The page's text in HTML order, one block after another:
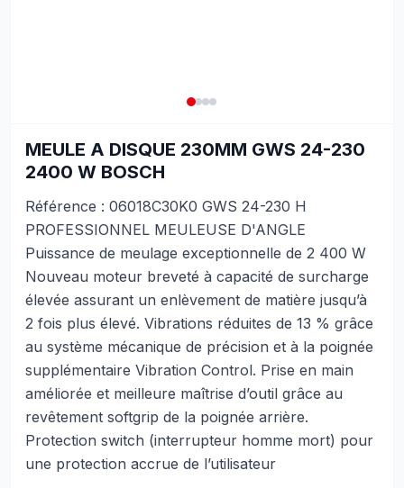
MEULE A DISQUE 230MM GWS 24-230
2400 W BOSCH
Référence : 06018C30K0 GWS 24-230 H
PROFESSIONNEL MEULEUSE D'ANGLE
Puissance de meulage exceptionnelle de 2 400 W
Nouveau moteur breveté à capacité de surcharge
élevée assurant un enlèvement de matière jusqu’à
2 fois plus élevé. Vibrations réduites de 13 % grâce
au système mécanique de précision et à la poignée
supplémentaire Vibration Control. Prise en main
améliorée et meilleure maîtrise d’outil grâce au
revêtement softgrip de la poignée arrière.
Protection switch (interrupteur homme mort) pour
une protection accrue de l’utilisateur